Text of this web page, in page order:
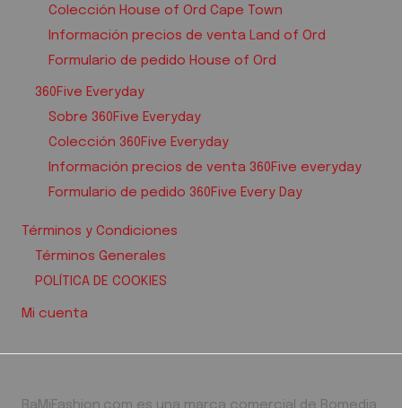
Colección House of Ord Cape Town
Información precios de venta Land of Ord
Formulario de pedido House of Ord
360Five Everyday
Sobre 360Five Everyday
Colección 360Five Everyday
Información precios de venta 360Five everyday
Formulario de pedido 360Five Every Day
Términos y Condiciones
Términos Generales
POLÍTICA DE COOKIES
Mi cuenta